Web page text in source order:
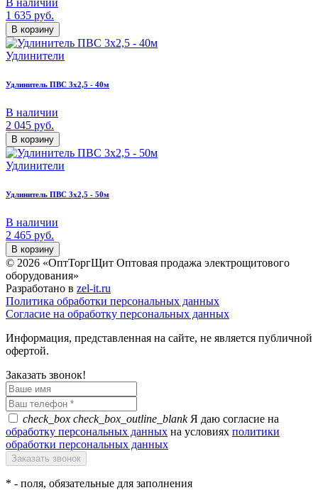
В наличии
1 635 руб.
В корзину
Удлинители
Удлинитель ПВС 3х2,5 - 40м
В наличии
2 045 руб.
В корзину
Удлинители
Удлинитель ПВС 3х2,5 - 50м
В наличии
2 465 руб.
В корзину
© 2026 «ОптТоргЩит Оптовая продажа электрощитового
оборудования»
Разработано в zel-it.ru
Политика обработки персональных данных
Согласие на обработку персональных данных
Информация, представленная на сайте, не является публичной
офертой.
Заказать звонок!
check_box check_box_outline_blankЯ даю согласие на
обработку персональных данных на условиях политики
обработки персональных данных
* - поля, обязательные для заполнения